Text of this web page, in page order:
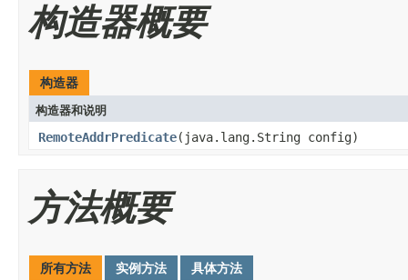
构造器概要
构造器
构造器和说明
RemoteAddrPredicate(java.lang.String config)
方法概要
所有方法 实例方法 具体方法